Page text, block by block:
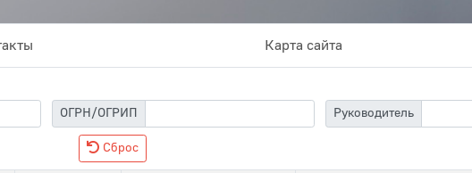
Карта сайта
ОГРН/ОГРИП Руководитель
Сброс